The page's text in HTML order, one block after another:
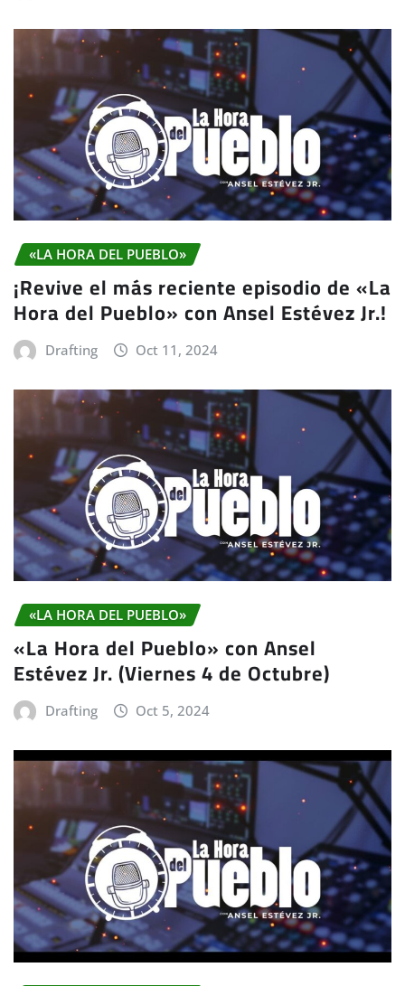
«LA HORA DEL PUEBLO»
¡Revive el más reciente episodio de «La
Hora del Pueblo» con Ansel Estévez Jr.!
Drafting Oct 11, 2024
«LA HORA DEL PUEBLO»
«La Hora del Pueblo» con Ansel
Estévez Jr. (Viernes 4 de Octubre)
Drafting Oct 5, 2024